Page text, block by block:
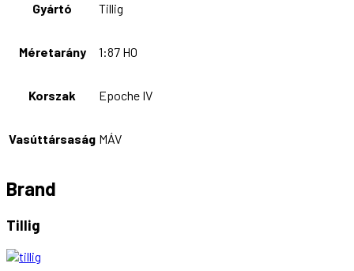
Gyártó Tillig
Méretarány 1:87 H0
Korszak Epoche IV
Vasúttársaság MÁV
Brand
Tillig